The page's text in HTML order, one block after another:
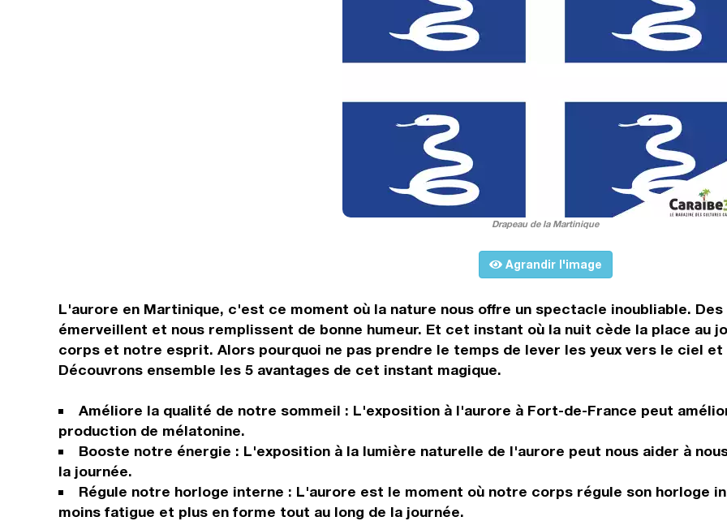
Drapeau de la Martinique
Agrandir l'image
L'aurore en Martinique, c'est ce moment où la nature nous offre un spectacle inoubliable.
émerveillent et nous remplissent de bonne humeur. Et cet instant où la nuit cède la place au
corps et notre esprit. Alors pourquoi ne pas prendre le temps de lever les yeux vers le ciel
Découvrons ensemble les 5 avantages de cet instant magique.
Améliore la qualité de notre sommeil : L'exposition à l'aurore à Fort-de-France peut
production de mélatonine.
Booste notre énergie : L'exposition à la lumière naturelle de l'aurore peut nous aider à
la journée.
Régule notre horloge interne : L'aurore est le moment où notre corps régule son horloge
moins fatigue et plus en forme tout au long de la journée.